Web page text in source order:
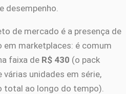
desempenho.
de mercado é a presença de
marketplaces: é comum
faixa de R$ 430 (o pack
unidades em série,
total ao longo do tempo).